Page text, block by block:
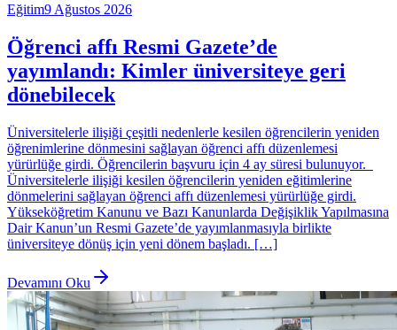
Eğitim9 Ağustos 2026
Öğrenci affı Resmi Gazete’de
yayımlandı: Kimler üniversiteye geri
dönebilecek
Üniversitelerle ilişiği çeşitli nedenlerle kesilen öğrencilerin yeniden
öğrenimlerine dönmesini sağlayan öğrenci affı düzenlemesi
yürürlüğe girdi. Öğrencilerin başvuru için 4 ay süresi bulunuyor.
Üniversitelerle ilişiği kesilen öğrencilerin yeniden eğitimlerine
dönmelerini sağlayan öğrenci affı düzenlemesi yürürlüğe girdi.
Yükseköğretim Kanunu ve Bazı Kanunlarda Değişiklik Yapılmasına
Dair Kanun’un Resmi Gazete’de yayımlanmasıyla birlikte
üniversiteye dönüş için yeni dönem başladı. […]
Devamını Oku